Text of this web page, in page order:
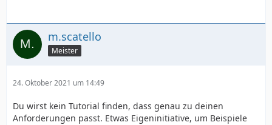
m.scatello
Meister
24. Oktober 2021 um 14:49
Du wirst kein Tutorial finden, dass genau zu deinen
Anforderungen passt. Etwas Eigeninitiative, um Beispiele